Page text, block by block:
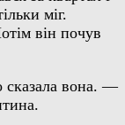
міг.
він почув
вона. —